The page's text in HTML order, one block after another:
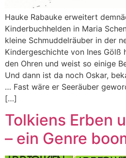
Hauke Rabauke erweitert
Kinderbuchhelden in Maria
kleine Schmuddelräuber in der
Kindergeschichte von Ines Gölß
den Ohren und weist so einige
Und dann ist da noch Oskar,
… Fast wäre er Seeräuber
[…]
Tolkiens Erben
– ein Genre